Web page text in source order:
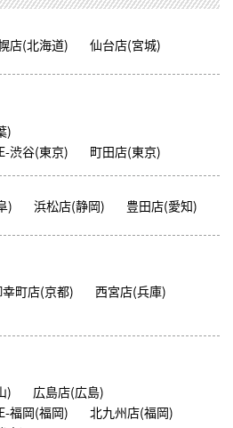
店(北海道) 仙台店(宮城)
)
渋谷(東京)
町田店(東京)
) 浜松店(静岡) 豊田店(愛知)
町店(京都)
西宮店(兵庫)
)
広島店(広島)
福岡(福岡)
北九州店(福岡)